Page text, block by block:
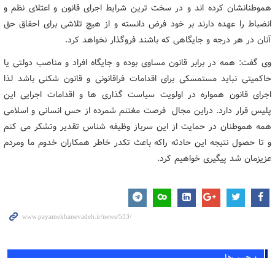
هموطنانشان کرده اند و در سخت ترین شرایط اجرای قانون و اعتلای نظم و
انضباط را عهده دارند بر خود فرض دانسته و از هیچ تلاشی برای احقاق حق
آنان در هر درجه و جایگاهی که باشند فروگذار نخواهد کرد.
وی گفت: همه در برابر قانون مساوی بوده و جایگاه افراد و مناصب دولتی یا
حاکمیتی نباید مستمسکی برای اقدامات فراقانونی و قانون شکنی باشد لذا
اجرای قانون همواره در اولویت سیاست گذاری ها و اقدامات اجرایی این
پلیس قرار دارد. دراین مجال فرصت مغتنم شمرده از حس انسانی و اسلامی
همه هموطنان در حمایت از این سرباز وظیفه شناس تقدیر وتشکر می کنم
و تا حصول نتیجه این حادثه راکه باعث تکدر خاطر همکاران خدوم ما ومردم
عزیزمان شد پیگیری خواهیم کرد.